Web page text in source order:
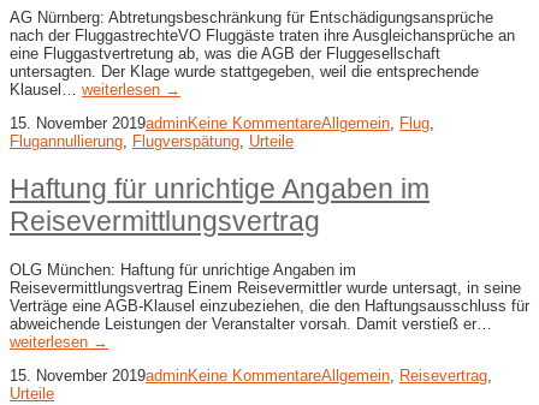
AG Nürnberg: Abtretungsbeschränkung für Entschädigungsansprüche
nach der FluggastrechteVO Fluggäste traten ihre Ausgleichansprüche an
eine Fluggastvertretung ab, was die AGB der Fluggesellschaft
untersagten. Der Klage wurde stattgegeben, weil die entsprechende
Klausel… weiterlesen →
15. November 2019adminKeine KommentareAllgemein Flug
Flugannullierung Flugverspätung Urteile
Haftung für unrichtige Angaben im
Reisevermittlungsvertrag
OLG München: Haftung für unrichtige Angaben im
Reisevermittlungsvertrag Einem Reisevermittler wurde untersagt, in seine
Verträge eine AGB-Klausel einzubeziehen, die den Haftungsausschluss für
abweichende Leistungen der Veranstalter vorsah. Damit verstieß er…
weiterlesen →
15. November 2019adminKeine KommentareAllgemein Reisevertrag
Urteile